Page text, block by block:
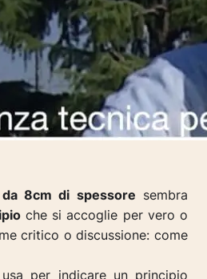
8cm di spessore sembra
che si accoglie per vero o
critico o discussione: come
per indicare un principio